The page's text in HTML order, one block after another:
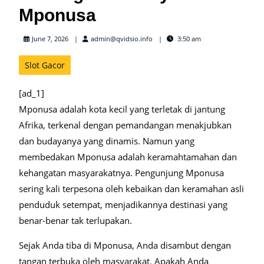
Mponusa
June 7, 2026 admin@qvidsio.info admin@qvidsio.info
3:50 am
Slot Gacor
[ad_1]
Mponusa adalah kota kecil yang terletak di jantung
Afrika, terkenal dengan pemandangan menakjubkan
dan budayanya yang dinamis. Namun yang
membedakan Mponusa adalah keramahtamahan dan
kehangatan masyarakatnya. Pengunjung Mponusa
sering kali terpesona oleh kebaikan dan keramahan asli
penduduk setempat, menjadikannya destinasi yang
benar-benar tak terlupakan.
Sejak Anda tiba di Mponusa, Anda disambut dengan
tangan terbuka oleh masyarakat. Apakah Anda